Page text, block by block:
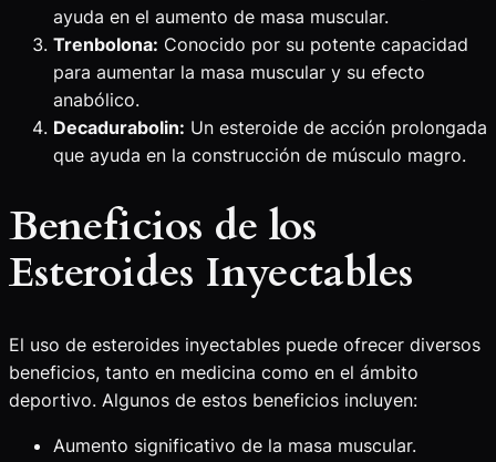
ayuda en el aumento de masa muscular.
Trenbolona: Conocido por su potente capacidad
para aumentar la masa muscular y su efecto
anabólico.
Decadurabolin: Un esteroide de acción prolongada
que ayuda en la construcción de músculo magro.
Beneficios de los
Esteroides Inyectables
El uso de esteroides inyectables puede ofrecer diversos
beneficios, tanto en medicina como en el ámbito
deportivo. Algunos de estos beneficios incluyen:
Aumento significativo de la masa muscular.